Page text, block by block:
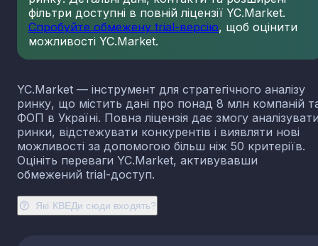
Які КВЕДи сюди входять?
фільтри доступні в повній ліцензії YC.Market.
Спробуйте обмежену trial-версію, щоб оцінити
можливості YC.Market.
YC.Market — інструмент для стратегічного аналізу
ринку, що містить дані про понад 8 млн компаній
ФОП в Україні. Повна ліцензія дає змогу
ринки, відстежувати конкурентів і виявляти нові
можливості за допомогою більш ніж 50 критеріїв.
Оцініть переваги YC.Market, активувавши
обмежений trial-доступ.